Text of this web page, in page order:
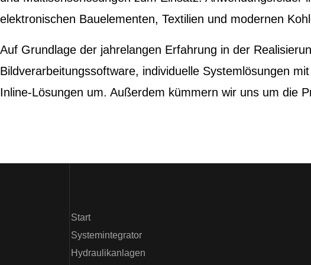
elektronischen Bauelementen, Textilien und modernen
Auf Grundlage der jahrelangen Erfahrung in der
Bildverarbeitungssoftware, individuelle Systemlösungen
Inline-Lösungen um. Außerdem kümmern wir uns um die
Start
Systemintegrator
Hydraulikanlagen